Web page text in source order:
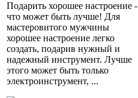
Подарить хорошее настроение -
что может быть лучше! Для
мастеровитого мужчины
хорошее настроение легко
создать, подарив нужный и
надежный инструмент. Лучше
этого может быть только
электроинструмент, ...